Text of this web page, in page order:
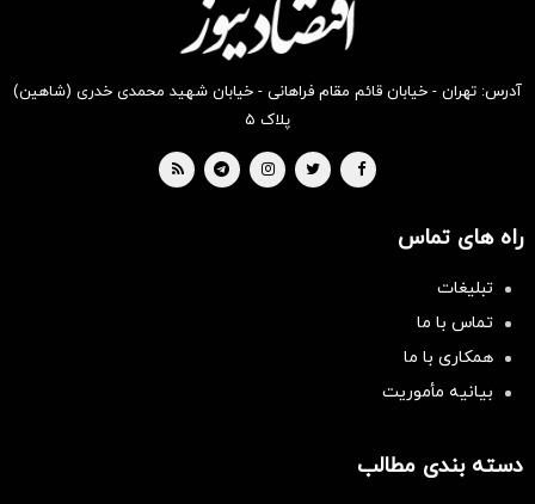
آدرس: تهران - خیابان قائم مقام فراهانی - خیابان شهید محمدی خدری (شاهین)
پلاک ۵
راه های تماس
تبلیغات
تماس با ما
همکاری با ما
بیانیه مأموریت
دسته بندی مطالب